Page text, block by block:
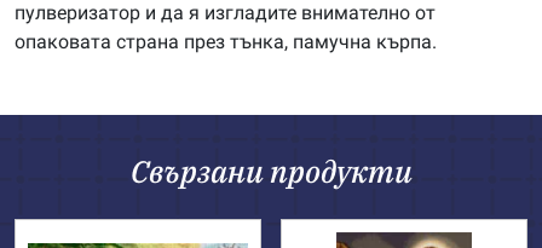
пулверизатор и да я изгладите внимателно от
опаковата страна през тънка, памучна кърпа.
Свързани продукти